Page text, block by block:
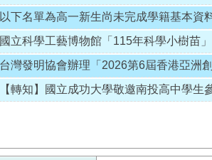
以下名單為高一新生尚未完成學籍基本資
國立科學工藝博物館「115年科學小樹苗